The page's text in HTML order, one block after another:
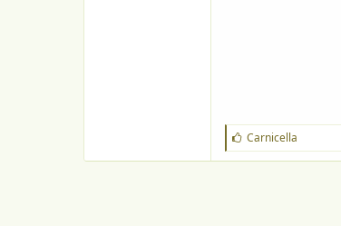
J
'
a
Carnicella